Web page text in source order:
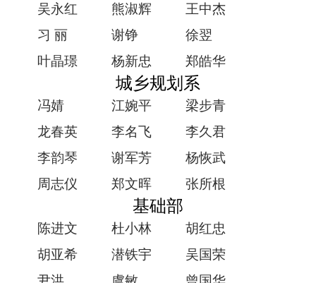
吴永红
熊淑辉
王中杰
习 丽
谢铮
徐翌
叶晶璟
杨新忠 郑皓华
城乡规划系
冯婧 江婉平
梁步青
龙春英
李名飞
李久君
李韵琴
谢军芳
杨恢武
周志仪
郑文晖 张所根
基础部
陈进文 杜小林
胡红忠
胡亚希
潜铁宇
吴国荣